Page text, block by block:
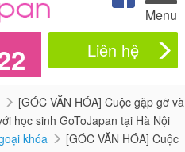
Menu
Liên hệ
[GÓC VĂN HÓA] Cuộc gặp gỡ và
học sinh GoToJapan tại Hà Nội
khóa
[GÓC VĂN HÓA] Cuộc